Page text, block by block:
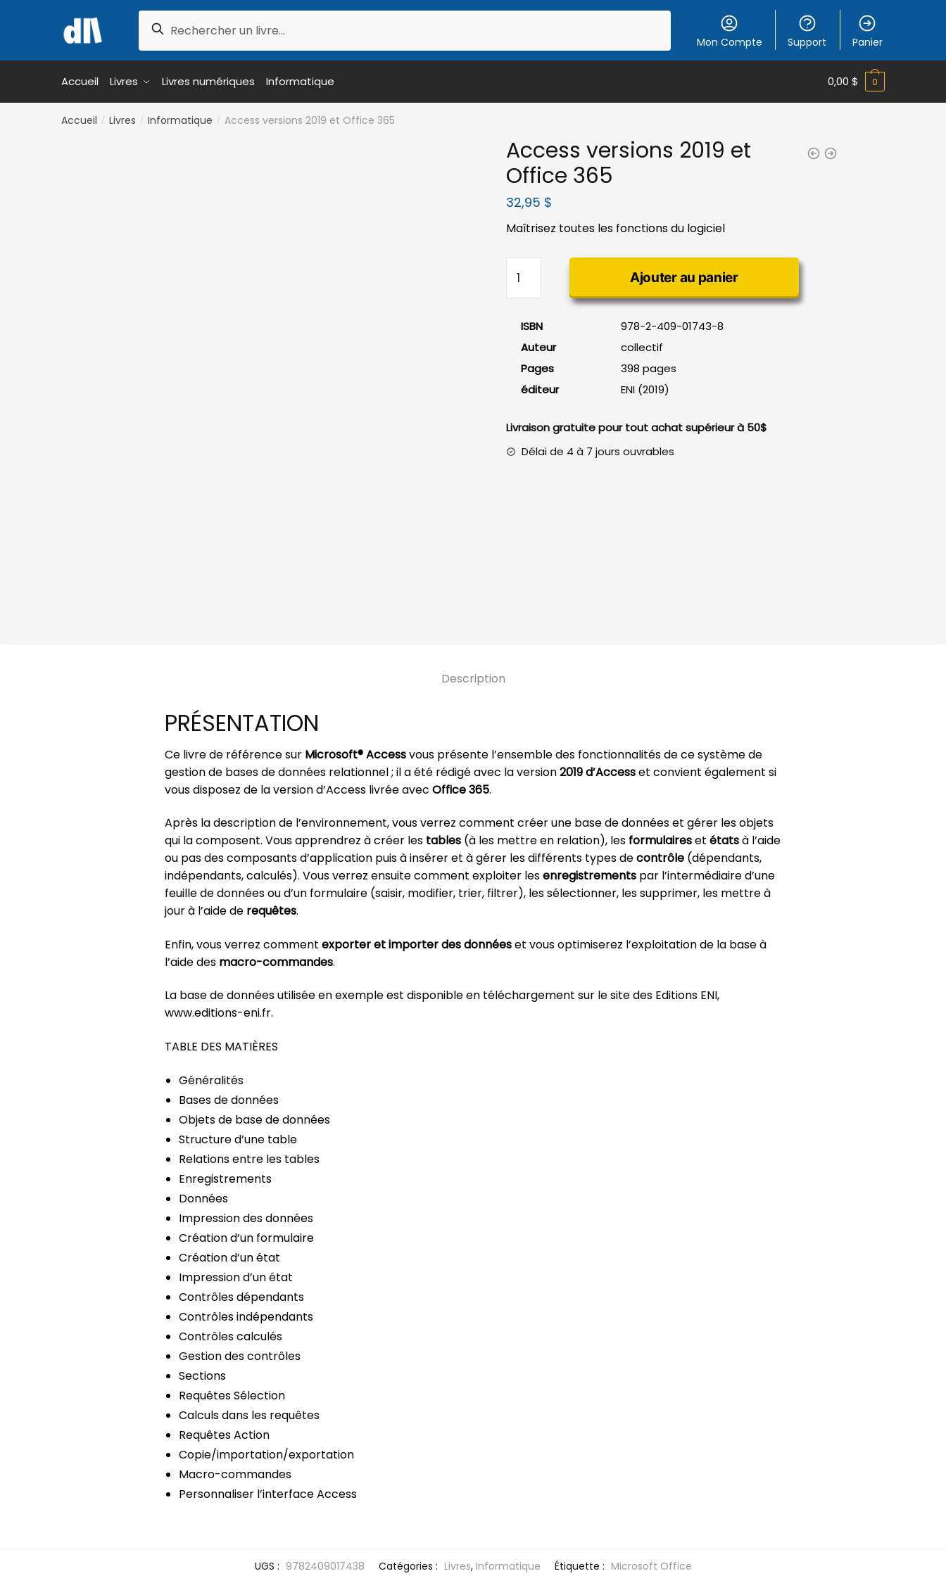
Recherche
pour :
Recherche
Mon Compte Support Panier
Accueil Livres Livres numériques Informatique 0,00 $ 0
Accueil / Livres / Informatique / Access versions 2019 et Office 365
Access versions 2019 et
Office 365
32,95 $
Maîtrisez toutes les fonctions du logiciel
de
Access
versions
Office
365
Ajouter au panier
ISBN
978-2-409-01743-8
Auteur
collectif
Pages
398 pages
éditeur
ENI (2019)
Livraison gratuite pour tout achat supérieur à 50$
Délai de 4 à 7 jours ouvrables
Description
PRÉSENTATION
Ce livre de référence sur Microsoft® Accessvous présente l’ensemble des fonctionnalités de ce système de
gestion de bases de données relationnel ; il a été rédigé avec la version2019 d’Accesset convient également si
vous disposez de la version d’Access livrée avec Office 365.
Après la description de l’environnement, vous verrez comment créer une base de données et gérer les objets
qui la composent. Vous apprendrez à créer les tables(à les mettre en relation), les formulaireset étatsà l’aide
ou pas des composants d’application puis à insérer et à gérer les différents types decontrôle(dépendants,
indépendants, calculés). Vous verrez ensuite comment exploiter lesenregistrementspar l’intermédiaire d’une
feuille de données ou d’un formulaire (saisir, modifier, trier, filtrer), les sélectionner, les supprimer, les mettre à
jour à l’aide de requêtes.
Enfin, vous verrez comment exporter et importer des donnéeset vous optimiserez l’exploitation de la base à
l’aide des macro-commandes.
La base de données utilisée en exemple est disponible en téléchargement sur le site des Editions ENI,
www.editions-eni.fr.
TABLE DES MATIÈRES
Généralités
Bases de données
Objets de base de données
Structure d’une table
Relations entre les tables
Enregistrements
Données
Impression des données
Création d’un formulaire
Création d’un état
Impression d’un état
Contrôles dépendants
Contrôles indépendants
Contrôles calculés
Gestion des contrôles
Sections
Requêtes Sélection
Calculs dans les requêtes
Requêtes Action
Copie/importation/exportation
Macro-commandes
Personnaliser l’interface Access
UGS : 9782409017438 Catégories : Livres, Informatique Étiquette : Microsoft Office